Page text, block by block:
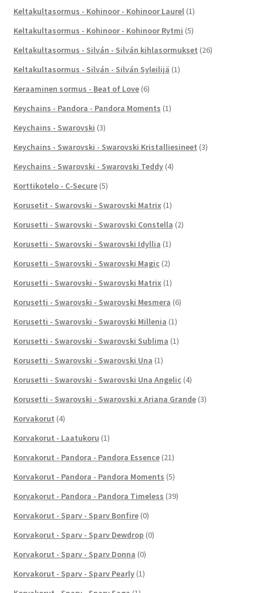
Keltakultasormus - Kohinoor - Kohinoor Laurel (1)
Keltakultasormus - Kohinoor - Kohinoor Rytmi (5)
Keltakultasormus - Silván - Silván kihlasormukset (26)
Keltakultasormus - Silván - Silván Syleilijä (1)
Keraaminen sormus - Beat of Love (6)
Keychains - Pandora - Pandora Moments (1)
Keychains - Swarovski (3)
Keychains - Swarovski - Swarovski Kristalliesineet (3)
Keychains - Swarovski - Swarovski Teddy (4)
Korttikotelo - C-Secure (5)
Korusetit - Swarovski - Swarovski Matrix (1)
Korusetti - Swarovski - Swarovski Constella (2)
Korusetti - Swarovski - Swarovski Idyllia (1)
Korusetti - Swarovski - Swarovski Magic (2)
Korusetti - Swarovski - Swarovski Matrix (1)
Korusetti - Swarovski - Swarovski Mesmera (6)
Korusetti - Swarovski - Swarovski Millenia (1)
Korusetti - Swarovski - Swarovski Sublima (1)
Korusetti - Swarovski - Swarovski Una (1)
Korusetti - Swarovski - Swarovski Una Angelic (4)
Korusetti - Swarovski - Swarovski x Ariana Grande (3)
Korvakorut (4)
Korvakorut - Laatukoru (1)
Korvakorut - Pandora - Pandora Essence (21)
Korvakorut - Pandora - Pandora Moments (5)
Korvakorut - Pandora - Pandora Timeless (39)
Korvakorut - Sparv - Sparv Bonfire (0)
Korvakorut - Sparv - Sparv Dewdrop (0)
Korvakorut - Sparv - Sparv Donna (0)
Korvakorut - Sparv - Sparv Pearly (1)